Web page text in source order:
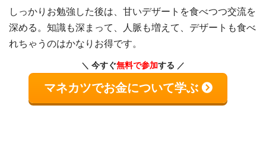
しっかりお勉強した後は、甘いデザートを食べつつ交流を
深める。知識も深まって、人脈も増えて、デザートも食べ
れちゃうのはかなりお得です。
今すぐ無料で参加する
マネカツでお金について学ぶ